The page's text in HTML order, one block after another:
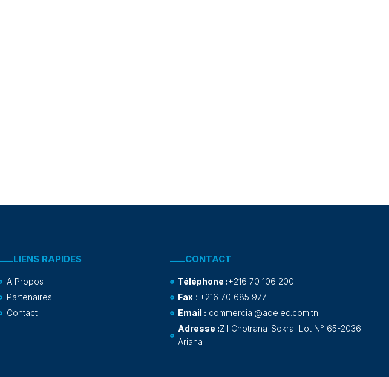
LIENS RAPIDES
A Propos
Partenaires
Contact
CONTACT
Téléphone :+216 70 106 200
Fax : +216 70 685 977
Email : commercial@adelec.com.tn
Adresse :Z.I Chotrana-Sokra Lot N° 65-2036
Ariana